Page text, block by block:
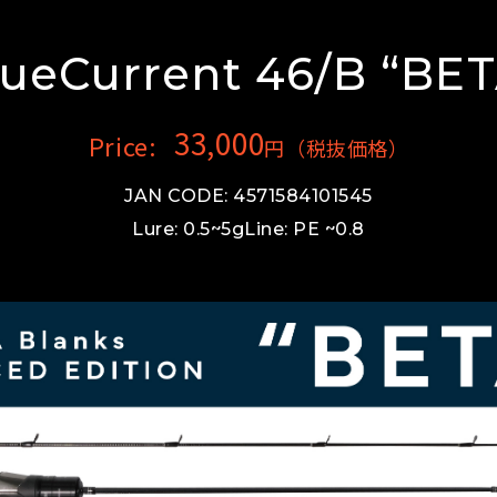
46/B
Price: 33,000円（税抜価格）
JAN CODE: 4571584101545
Lure: 0.5~5gLine: PE ~0.8